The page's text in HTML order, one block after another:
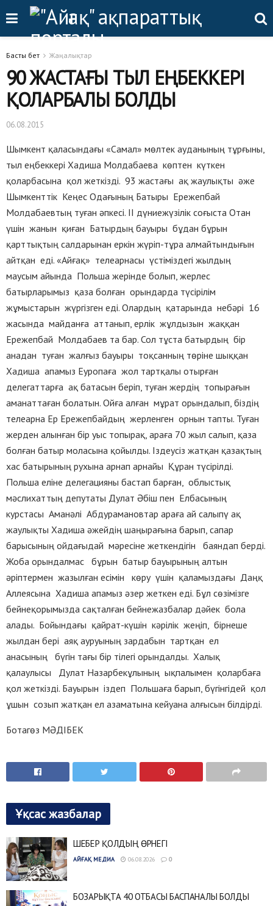
Басты бет Жаңалықтар
90 ЖАСТАҒЫ ТЫЛ ЕҢБЕККЕРІ
ҚОЛАРБАЛЫ БОЛДЫ
06.08.2015
Шымкент қаласындағы «Самал» мөлтек ауданының тұрғыны,
тыл еңбеккері Хадиша Молдабаева көптен күткен
қоларбасына қол жеткізді. 93 жастағы ақ жаулықты әже
Шымкенттік Кеңес Одағының Батыры Ережепбай
Молдабаевтың туған әпкесі. ІІ дүниежүзілік соғыста Отан
үшін жанын қиған Батырдың бауыры бұдан бұрын
қарттықтың салдарынан еркін жүріп-тұра алмайтындығын
айтқан еді. «Айғақ» телеарнасы үстіміздегі жылдың
маусым айында Польша жерінде болып, жерлес
батырларымыз қаза болған орындарда түсірілім
жұмыстарын жүргізген еді. Олардың қатарында небәрі 16
жасында майданға аттанып, ерлік жұлдызын жаққан
Ережепбай Молдабаев та бар. Сол тұста батырдың бір
анадан туған жалғыз бауыры тоқсанның төріне шыққан
Хадиша апамыз Еуропаға жол тартқалы отырған
делегаттарға ақ батасын беріп, туған жердің топырағын
аманаттаған болатын. Ойға алған мұрат орындалып, біздің
телеарна Ер Ережепбайдың жерленген орнын тапты. Туған
жерден алынған бір уыс топырақ, араға 70 жыл салып, қаза
болған батыр моласына қойылды. Іздеусіз жатқан қазақтың
хас батырының рухына арнап арнайы Құран түсірілді.
Польша еліне делегацияны бастап барған, облыстық
мәслихаттың депутаты Дулат Әбіш пен Елбасының
курстасы Аманәлі Абдурамановтар араға ай салыпү ақ
жаулықты Хадиша әжейдің шаңырағына барып, сапар
барысының ойдағыдай мәресіне жеткендігін баяндап берді.
Жоба орындалмас бұрын батыр бауырының алтын
әріптермен жазылған есімін көру үшін қаламыздағы Даңқ
Аллеясына Хадиша апамыз әзер жеткен еді. Бұл сөзімізге
бейнеқорымызда сақталған бейнежазбалар дәйек бола
алады. Бойындағы қайрат-күшін кәрілік жеңіп, бірнеше
жылдан бері аяқ ауруының зардабын тартқан ел
анасының бүгін тағы бір тілегі орындалды. Халық
қалаулысы Дулат Назарбекұлының ықпалымен қоларбаға
қол жеткізді. Бауырын іздеп Польшаға барып, бүгінгідей қол
ұшын созып жатқан ел азаматына кейуана алғысын білдірді.
Ботагөз МӘДІБЕК
Ұқсас жазбалар
ШЕБЕР ҚОЛДЫҢ ӨРНЕГІ
АЙҒАҚ МЕДИА 06.08.2026 0
БОЗАРЫҚТА 40 ОТБАСЫ БАСПАНАЛЫ БОЛДЫ